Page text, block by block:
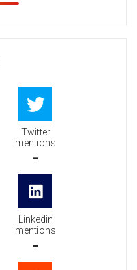
Twitter
mentions
-
Linkedin
mentions
-